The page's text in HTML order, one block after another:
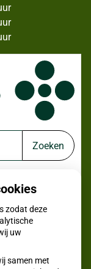
Zoeken
zodat deze
uw
samen met